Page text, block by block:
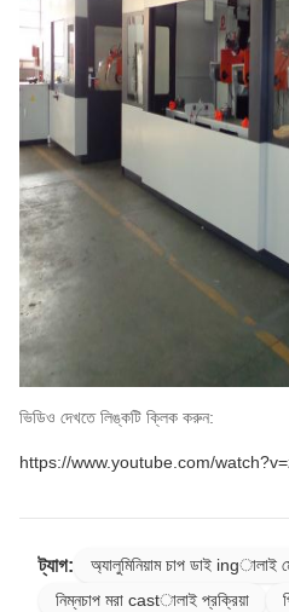
ভিডিও দেখতে লিঙ্কটি ক্লিক করুন:
https://www.youtube.com/
ট্যাগ:
অ্যালুমিনিয়াম চাপ ডাই ingালাই
নিম্নচাপ মরা castালাই প্রক্রিয়া